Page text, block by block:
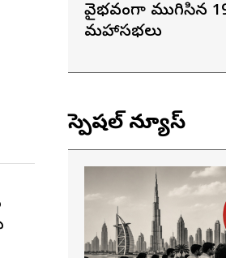
వైభవంగా ముగిసిన
మహాసభలు
స్పెషల్ న్యూస్